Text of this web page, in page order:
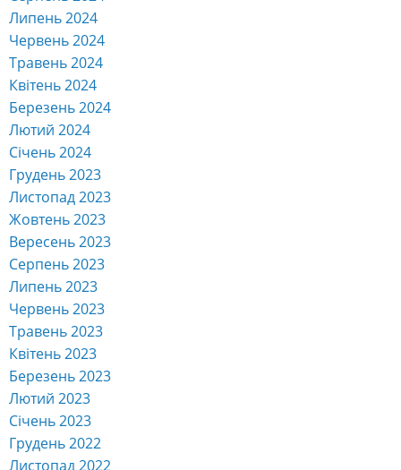
Червень 2025
Травень 2025
Квітень 2025
Березень 2025
Лютий 2025
Січень 2025
Грудень 2024
Листопад 2024
Жовтень 2024
Вересень 2024
Серпень 2024
Липень 2024
Червень 2024
Травень 2024
Квітень 2024
Березень 2024
Лютий 2024
Січень 2024
Грудень 2023
Листопад 2023
Жовтень 2023